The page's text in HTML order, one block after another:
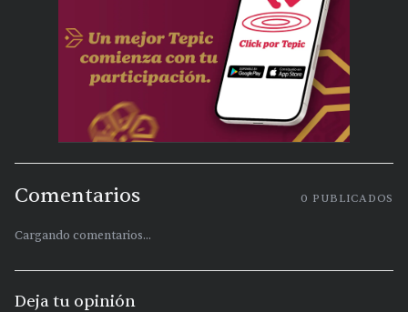
Comentarios 0 PUBLICADOS
Cargando comentarios...
Deja tu opinión